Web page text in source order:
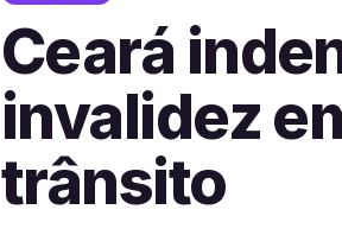
Ceará
invalidez
trânsito